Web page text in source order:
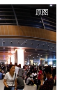
原图